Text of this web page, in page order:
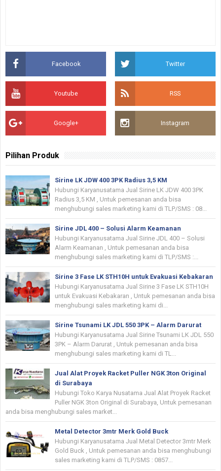
Facebook Twitter
Youtube RSS
Google+ Instagram
Pilihan Produk
Sirine LK JDW 400 3PK Radius 3,5 KM
Hubungi Karyanusatama Jual Sirine LK JDW 400 3PK
Radius 3,5 KM , Untuk pemesanan anda bisa
menghubungi sales marketing kami di TLP/SMS : 08...
Sirine JDL 400 – Solusi Alarm Keamanan
Hubungi Karyanusatama Jual Sirine JDL 400 – Solusi
Alarm Keamanan , Untuk pemesanan anda bisa
menghubungi sales marketing kami di TLP/SMS :...
Sirine 3 Fase LK STH10H untuk Evakuasi Kebakaran
Hubungi Karyanusatama Jual Sirine 3 Fase LK STH10H
untuk Evakuasi Kebakaran , Untuk pemesanan anda bisa
menghubungi sales marketing kami di...
Sirine Tsunami LK JDL 550 3PK – Alarm Darurat
Hubungi Karyanusatama Jual Sirine Tsunami LK JDL 550
3PK – Alarm Darurat , Untuk pemesanan anda bisa
menghubungi sales marketing kami di TL...
Jual Alat Proyek Racket Puller NGK 3ton Original
di Surabaya
Hubungi Toko Karya Nusatama Jual Alat Proyek Racket
Puller NGK 3ton Original di Surabaya, Untuk pemesanan
anda bisa menghubungi sales market...
Metal Detector 3mtr Merk Gold Buck
Hubungi Karyanusatama Jual Metal Detector 3mtr Merk
Gold Buck , Untuk pemesanan anda bisa menghubungi
sales marketing kami di TLP/SMS : 0857...